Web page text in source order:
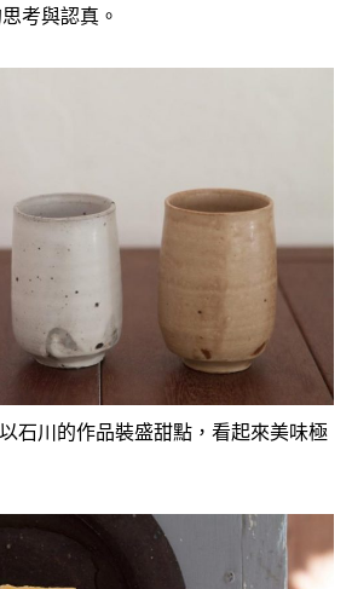
考與認真。
石川的作品裝盛甜點，看起來美味極